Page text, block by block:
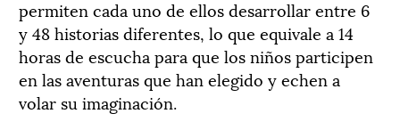
permiten cada uno de ellos desarrollar entre 6
y 48 historias diferentes, lo que equivale a 14
horas de escucha para que los niños participen
en las aventuras que han elegido y echen a
volar su imaginación.